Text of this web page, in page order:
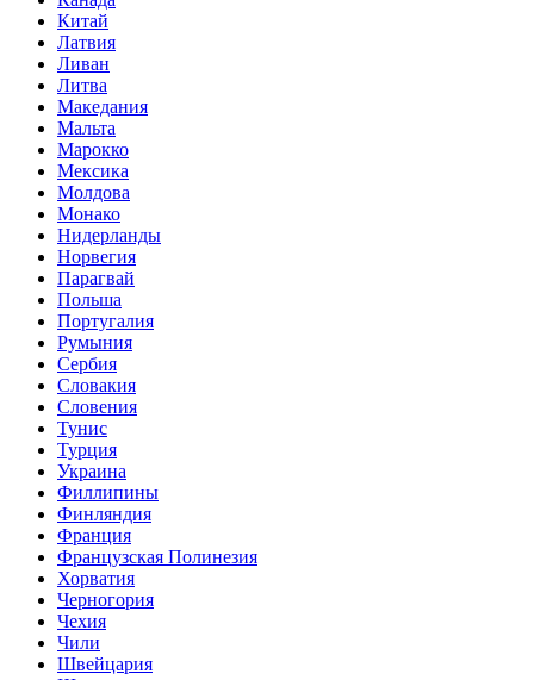
Китай
Латвия
Ливан
Литва
Македания
Мальта
Марокко
Мексика
Молдова
Монако
Нидерланды
Норвегия
Парагвай
Польша
Португалия
Румыния
Сербия
Словакия
Словения
Тунис
Турция
Украина
Филлипины
Финляндия
Франция
Французская Полинезия
Хорватия
Черногория
Чехия
Чили
Швейцария